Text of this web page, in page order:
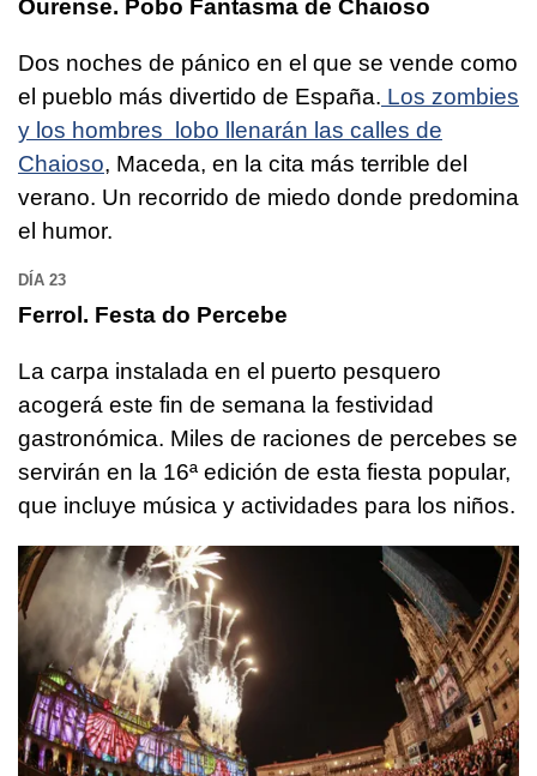
Ourense. Pobo Fantasma de Chaioso
Dos noches de pánico en el que se vende como
el pueblo más divertido de España. Los zombies
y los hombres lobo llenarán las calles de
Chaioso, Maceda, en la cita más terrible del
verano. Un recorrido de miedo donde predomina
el humor.
DÍA 23
Ferrol. Festa do Percebe
La carpa instalada en el puerto pesquero
acogerá este fin de semana la festividad
gastronómica. Miles de raciones de percebes se
servirán en la 16ª edición de esta fiesta popular,
que incluye música y actividades para los niños.